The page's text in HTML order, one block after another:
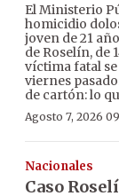
El Ministerio
homicidio
joven de 21
de Roselín, de
víctima fatal
viernes
de cartón: lo
Agosto 7, 2026
Nacionales
Caso